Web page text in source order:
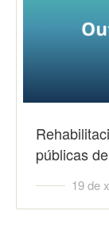
públicas
19 de